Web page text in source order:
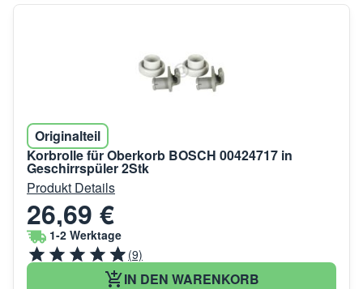
Originalteil
Korbrolle für Oberkorb BOSCH 00424717 in
Geschirrspüler 2Stk
Produkt Details
26,69 €
1-2 Werktage
(9)
IN DEN WARENKORB